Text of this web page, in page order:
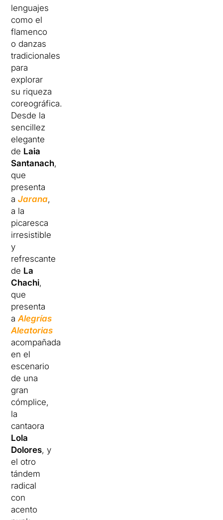
lenguajes
como el
flamenco
o danzas
tradicionales
para
explorar
su riqueza
coreográfica.
Desde la
sencillez
elegante
de Laia
Santanach,
que
presenta
aJarana,
a la
picaresca
irresistible
y
refrescante
de La
Chachi,
que
presenta
aAlegrías
Aleatorias
acompañada
en el
escenario
de una
gran
cómplice,
la
cantaora
Lola
Dolores, y
el otro
tándem
radical
con
acento